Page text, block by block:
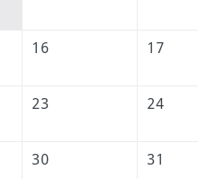
16 17
23 24
30 31